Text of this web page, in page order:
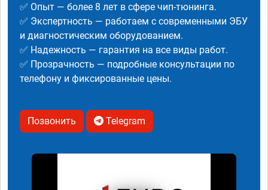
✅ Опыт — более 8 лет в сфере чип-тюнинга.
✅ Экспертность — работаем с современными ЭБУ
и диагностическим оборудованием.
✅ Надежность — гарантия на все виды работ.
✅ Прозрачность — подробные консультации по
телефону и фиксированные цены.
Позвонить Telegram